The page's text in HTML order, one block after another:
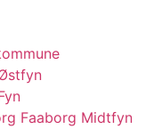
Faaborg Midtfyn